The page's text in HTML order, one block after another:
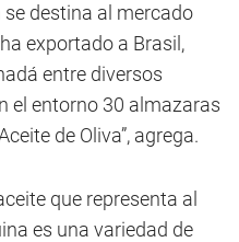
se destina al mercado
exportado a Brasil,
entre diversos
el entorno 30 almazaras
de Oliva”, agrega.
que representa al
es una variedad de